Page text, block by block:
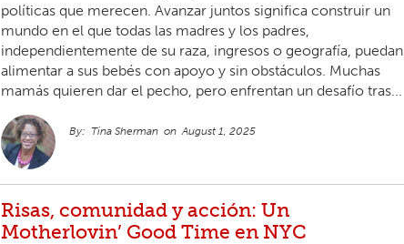
políticas que merecen. Avanzar juntos significa construir un
mundo en el que todas las madres y los padres,
independientemente de su raza, ingresos o geografía, puedan
alimentar a sus bebés con apoyo y sin obstáculos. Muchas
mamás quieren dar el pecho, pero enfrentan un desafío tras...
Tina Sherman August 1, 2025
Risas, comunidad y acción: Un
Motherlovin’ Good Time en NYC